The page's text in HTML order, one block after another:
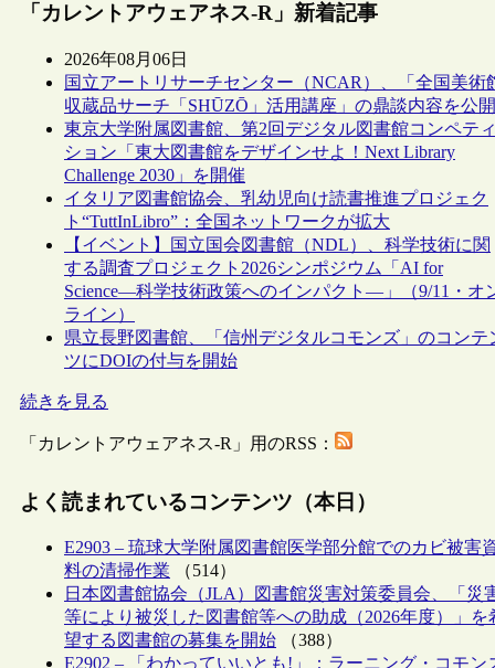
「カレントアウェアネス-R」新着記事
2026年08月06日
国立アートリサーチセンター（NCAR）、「全国美術
収蔵品サーチ「SHŪZŌ」活用講座」の鼎談内容を公開
東京大学附属図書館、第2回デジタル図書館コンペティ
ション「東大図書館をデザインせよ！Next Library
Challenge 2030」を開催
イタリア図書館協会、乳幼児向け読書推進プロジェク
ト“TuttInLibro”：全国ネットワークが拡大
【イベント】国立国会図書館（NDL）、科学技術に関
する調査プロジェクト2026シンポジウム「AI for
Science―科学技術政策へのインパクト―」（9/11・オ
ライン）
県立長野図書館、「信州デジタルコモンズ」のコンテ
ツにDOIの付与を開始
続きを見る
「カレントアウェアネス-R」用のRSS：
よく読まれているコンテンツ（本日）
E2903 – 琉球大学附属図書館医学部分館でのカビ被害
料の清掃作業 （514）
日本図書館協会（JLA）図書館災害対策委員会、「災
等により被災した図書館等への助成（2026年度）」を
望する図書館の募集を開始 （388）
E2902 – 「わかっていいとも!」：ラーニング・コモン